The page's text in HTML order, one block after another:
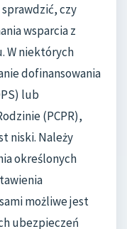
czy
wsparcia z
W niektórych
dofinansowania
lub
(PCPR),
niski. Należy
określonych
możliwe jest
ubezpieczeń